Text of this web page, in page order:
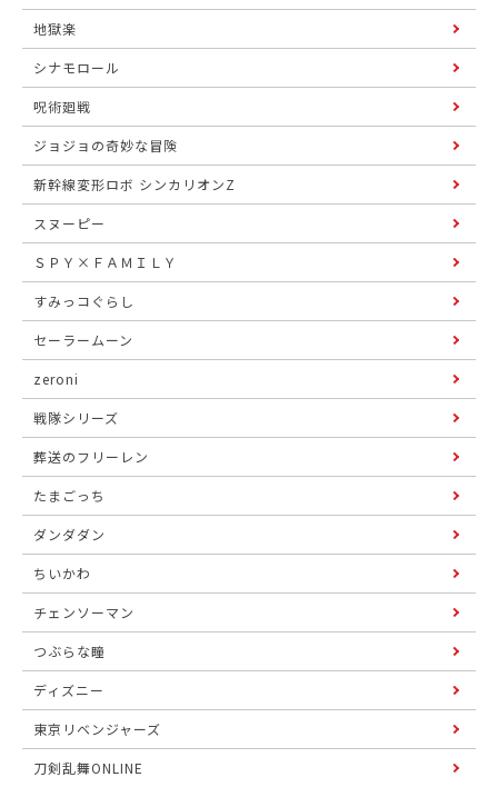
地獄楽
シナモロール
呪術廻戦
ジョジョの奇妙な冒険
新幹線変形ロボ シンカリオンZ
スヌーピー
ＳＰＹ×ＦＡＭＩＬＹ
すみっコぐらし
セーラームーン
zeroni
戦隊シリーズ
葬送のフリーレン
たまごっち
ダンダダン
ちいかわ
チェンソーマン
つぶらな瞳
ディズニー
東京リベンジャーズ
刀剣乱舞ONLINE